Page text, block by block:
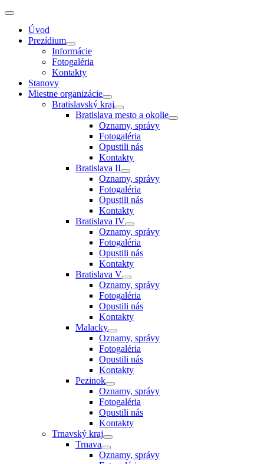
Úvod
Prezídium
Informácie
Fotogaléria
Kontakty
Stanovy
Miestne organizácie
Bratislavský kraj
Bratislava mesto a okolie
Oznamy, správy
Fotogaléria
Opustili nás
Kontakty
Bratislava II
Oznamy, správy
Fotogaléria
Opustili nás
Kontakty
Bratislava IV
Oznamy, správy
Fotogaléria
Opustili nás
Kontakty
Bratislava V
Oznamy, správy
Fotogaléria
Opustili nás
Kontakty
Malacky
Oznamy, správy
Fotogaléria
Opustili nás
Kontakty
Pezinok
Oznamy, správy
Fotogaléria
Opustili nás
Kontakty
Trnavský kraj
Trnava
Oznamy, správy